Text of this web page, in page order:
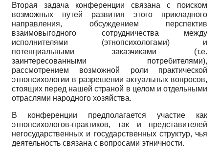
Вторая задача конференции связана с поиском
возможных путей развития этого прикладного
направления, обсуждением перспектив
взаимовыгодного сотрудничества между
исполнителями (этнопсихологами) и
потенциальными заказчиками (т.е.
заинтересованными потребителями),
рассмотрением возможной роли практической
этнопсихологии в разрешении актуальных вопросов,
стоящих перед нашей страной в целом и отдельными
отраслями народного хозяйства.
В конференции предполагается участие как
этнопсихологов-практиков, так и представителей
негосударственных и государственных структур, чья
деятельность связана с вопросами этничности.